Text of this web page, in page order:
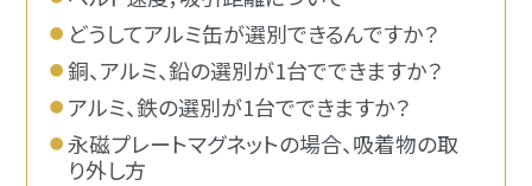
どうしてアルミ缶が選別できるんですか？
銅、アルミ、鉛の選別が1台でできますか？
アルミ、鉄の選別が1台でできますか？
永磁プレートマグネットの場合、吸着物の取
り外し方